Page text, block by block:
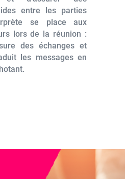
entre les parties
se place aux
lors de la réunion :
des échanges et
les messages en